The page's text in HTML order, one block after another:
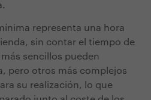
representa una hora
sin contar el tiempo de
sencillos pueden
pero otros más complejos
su realización, lo que